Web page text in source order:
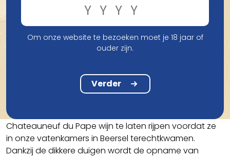
Smaak
om haar Lambiekbieren te laten rijpen. Deze
eikenhouten vaten hebben een inhoud van 600 liter
oorspronkelijk gebruikt in de wijnindustrie om
Chateauneuf du Pape wijn te laten rijpen voordat ze
in onze vatenkamers in Beersel terechtkwamen.
Dankzij de dikkere duigen wordt de opname van
Om onze website te bezoeken moet je 18 jaar of
ouder zijn.
Verder